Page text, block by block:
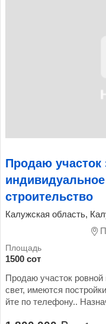
Продаю участок
строительство
Калужская область,
1500 сот
Продаю участок
свет, имеются
йте по телефону..